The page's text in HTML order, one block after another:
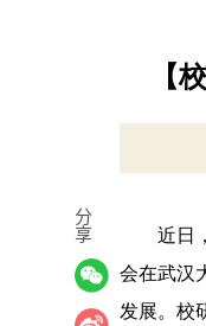
【
近日
会在武汉
发展。校
分
享